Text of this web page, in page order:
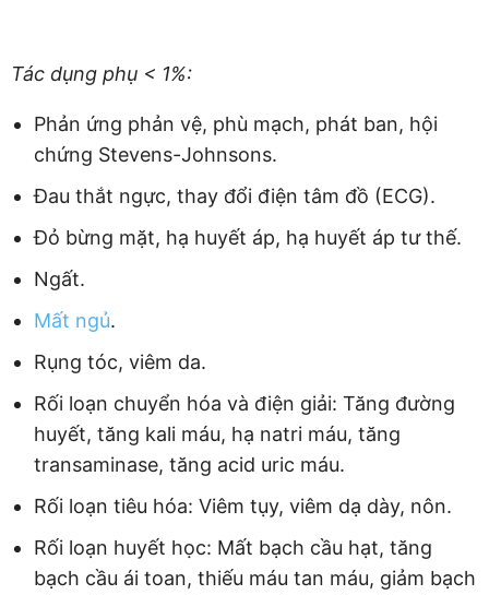
Tác dụng phụ < 1%:
Phản ứng phản vệ, phù mạch, phát ban, hội
chứng Stevens-Johnsons.
Đau thắt ngực, thay đổi điện tâm đồ (ECG).
Đỏ bừng mặt, hạ huyết áp, hạ huyết áp tư thế.
Ngất.
Mất ngủ.
Rụng tóc, viêm da.
Rối loạn chuyển hóa và điện giải: Tăng đường
huyết, tăng kali máu, hạ natri máu, tăng
transaminase, tăng acid uric máu.
Rối loạn tiêu hóa: Viêm tụy, viêm dạ dày, nôn.
Rối loạn huyết học: Mất bạch cầu hạt, tăng
bạch cầu ái toan, thiếu máu tan máu, giảm bạch